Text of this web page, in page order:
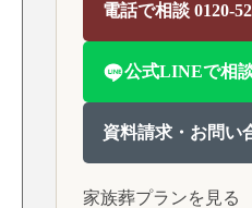
電話で相談 0120-
公式LINEで相
資料請求・お問い
家族葬プランを見る